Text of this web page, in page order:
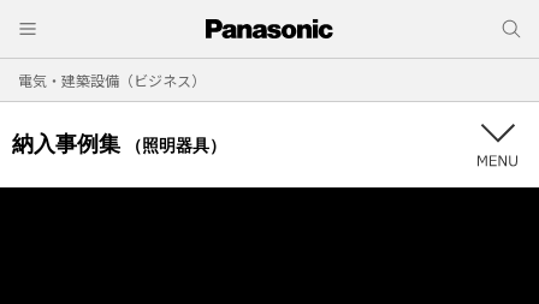
電気・建築設備（ビジネス）
納入事例集 （照明器具）